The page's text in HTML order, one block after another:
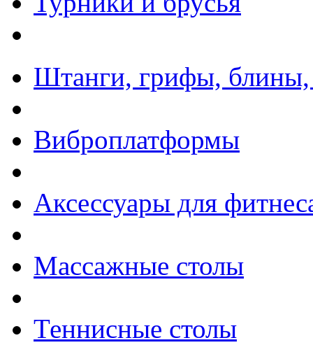
Штанги, грифы, блины,
Виброплатформы
Аксессуары для
Массажные столы
Теннисные столы